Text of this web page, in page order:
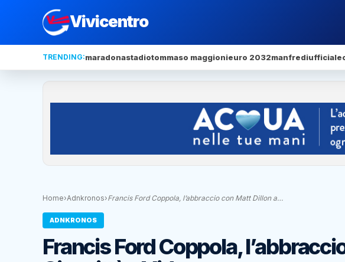
Vivicentro
TRENDING:maradonastadiotommaso maggionieuro 2032manfrediufficiale
Home›Adnkronos›Francis Ford Coppola, l’abbraccio con Matt Dillon a…
ADNKRONOS
Francis Ford Coppola,